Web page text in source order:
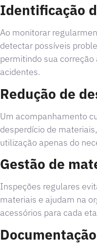
Identificação
Ao monitorar
detectar possíveis
permitindo sua
acidentes.
Redução de
Um acompanhamento
desperdício de
utilização apenas do
Gestão de
Inspeções regulares
materiais e ajudam na
acessórios para cada